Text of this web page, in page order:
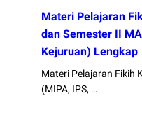
Materi Pelajaran
dan Semester II
Kejuruan) Lengkap
Materi Pelajaran Fikih
(MIPA, IPS, …